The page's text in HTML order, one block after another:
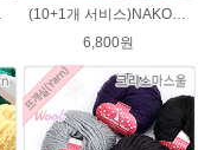
기실
(10+1개 서비스)NAKO 오슬로울 그라데이션 털실 Oslo wool 뜨개실 나코오슬로울실
6,800원